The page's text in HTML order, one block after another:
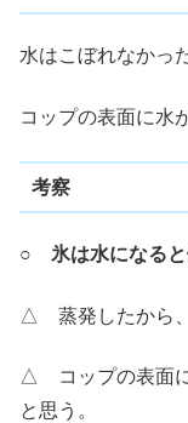
水はこぼれなかっ
コップの表面に水
考察
○ 氷は水になると
△ 蒸発したから、
△ コップの表面に
と思う。